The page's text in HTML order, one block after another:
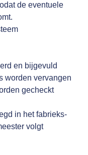
de eventuele
en bijgevuld
worden vervangen
gecheckt
in het fabrieks-
volgt